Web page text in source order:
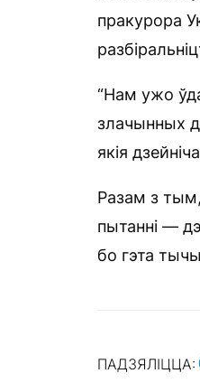
пракурора
“Нам ужо
злачынных
якія
Разам з
пытанні —
бо гэта
ПАДЗЯЛІЦЦА: